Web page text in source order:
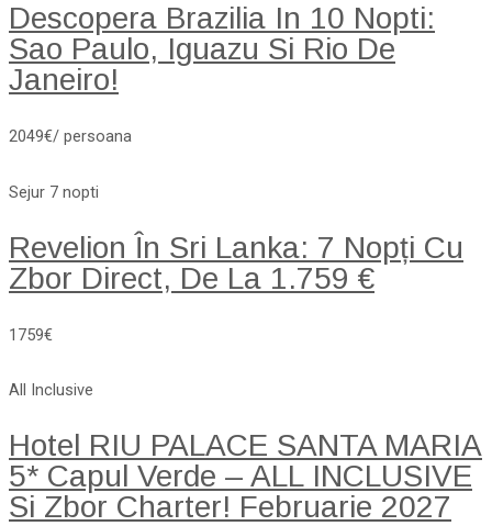
Descopera Brazilia In 10 Nopti:
Sao Paulo, Iguazu Si Rio De
Janeiro!
2049€/ persoana
Sejur 7 nopti
Revelion În Sri Lanka: 7 Nopți Cu
Zbor Direct, De La 1.759 €
1759€
All Inclusive
Hotel RIU PALACE SANTA MARIA
5* Capul Verde – ALL INCLUSIVE
Si Zbor Charter! Februarie 2027